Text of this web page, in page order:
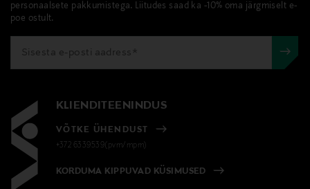
personaalsete pakkumistega. Liitudes saad ka -10% oma järgmiselt e-
poe ostult.
KLIENDITEENINDUS
VÕTKE ÜHENDUST
+372 6339539(pvm/mpm)
KORDUMA KIPPUVAD KÜSIMUSED